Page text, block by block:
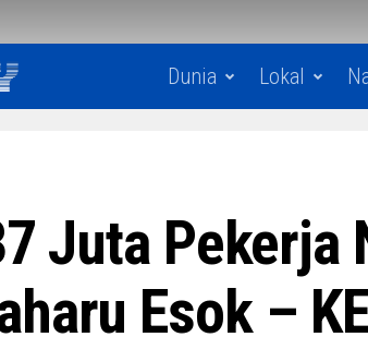
Dunia Lokal
Juta Pekerja
Esok –